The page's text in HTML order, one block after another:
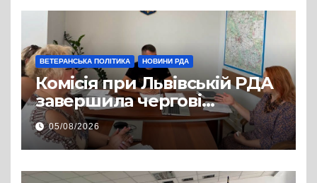
життя
ВЕТЕРАНСЬКА ПОЛІТИКА НОВИНИ РДА
Комісія при Львівській РДА
завершила чергові
співбесіди та
рекомендувала кандидатів
на посади фахівців із
супроводу
05/08/2026